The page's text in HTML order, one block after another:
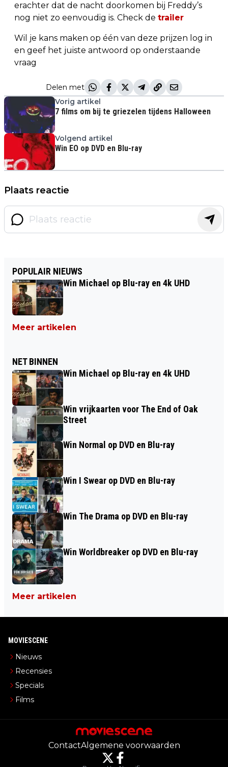
erachter dat de nacht doorkomen bij Freddy’s
nog niet zo eenvoudig is. Check de trailer
Wil je kans maken op één van deze prijzen log in
en geef het juiste antwoord op onderstaande
vraag
Delen met
Vorig artikel
7 films om bij te griezelen tijdens Halloween
Volgend artikel
Win EO op DVD en Blu-ray
Plaats reactie
POPULAIR NIEUWS
Win Michael op Blu-ray en 4k UHD
Meer artikelen
NET BINNEN
Win Michael op Blu-ray en 4k UHD
Win vrijkaarten voor The End of Oak
Street
Win Normal op DVD en Blu-ray
Win I Swear op DVD en Blu-ray
Win The Drama op DVD en Blu-ray
Win Worldbreaker op DVD en Blu-ray
Meer artikelen
MOVIESCENE
Nieuws
Recensies
Specials
Films
ContactAlgemene voorwaarden